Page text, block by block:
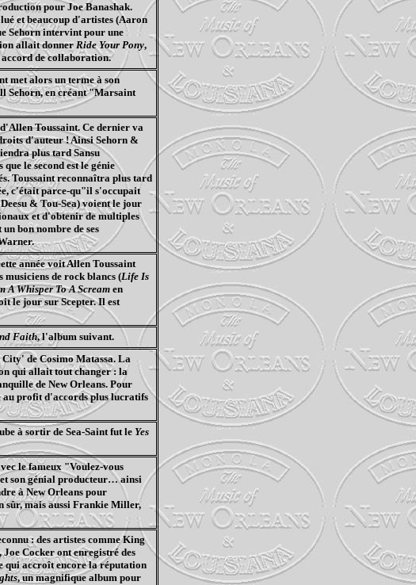
pour JoeBanashak.
et beaucoup d'artistes (Aaron
Sehornintervint pour une
allait donnerRideYour Pony,
de collaboration.
met alors un terme à son
Sehorn, en créant "Marsaint
Toussaint. Ce dernier va
d'auteur ! AinsiSehorn&
plus tardSansu
le second est le génie
Toussaint reconnaîtra plus tard
c'était parce-qu"ils'occupait
Deesu&Tou-Sea) voient le jour
et d'obtenir de multiples
bon nombre de ses
année voit Allen Toussaint
musiciens de rock blancs (Life Is
AWhisperTo AScreamen
le jour surScepter. Il est
Faith, l'album suivant.
City' de Cosimo Matassa. La
qui allait tout changer : la
de NewOrleans. Pour
profit d'accords plus lucratifs
à sortir de Sea-Saint fut le Yes
le fameux "Voulez-vous
son génial producteur… ainsi
à NewOrleanspour
sûr, mais aussi Frankie Miller,
: des artistes comme King
Cocker ont enregistré des
qui accroît encore la réputation
, un magnifique album pour